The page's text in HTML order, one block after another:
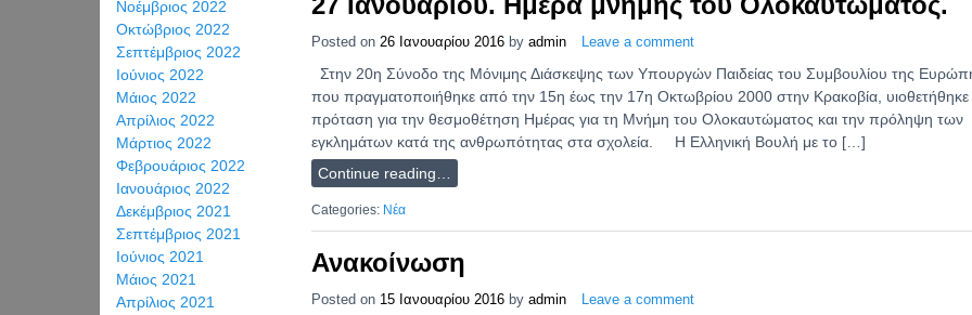
Posted on 26 Ιανουαρίου 2016 by admin Leave a comment
Στην 20η Σύνοδο της Μόνιμης Διάσκεψης των Υπουργών Παιδείας του Συμβουλίου της
που πραγματοποιήθηκε από την 15η έως την 17η Οκτωβρίου 2000 στην Κρακοβία,
πρόταση για την θεσμοθέτηση Ημέρας για τη Μνήμη του Ολοκαυτώματος και την πρόληψη των
εγκλημάτων κατά της ανθρωπότητας στα σχολεία. Η Ελληνική Βουλή με το […]
Continue reading…
Categories: Νέα
Ανακοίνωση
Posted on 15 Ιανουαρίου 2016 by admin Leave a comment
Νοέμβριος 2022
Οκτώβριος 2022
Σεπτέμβριος 2022
Ιούνιος 2022
Μάιος 2022
Απρίλιος 2022
Μάρτιος 2022
Φεβρουάριος 2022
Ιανουάριος 2022
Δεκέμβριος 2021
Σεπτέμβριος 2021
Ιούνιος 2021
Μάιος 2021
Απρίλιος 2021